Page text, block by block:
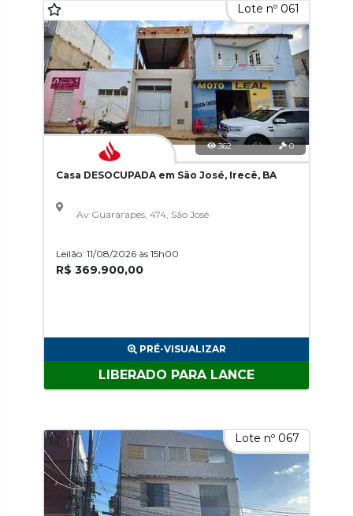
Lote nº 061
362 0
Casa DESOCUPADA em São José, Irecê, BA
Av Guararapes, 474, São José
Leilão: 11/08/2026 às 15h00
R$ 369.900,00
PRÉ-VISUALIZAR
LIBERADO PARA LANCE
Lote nº 067